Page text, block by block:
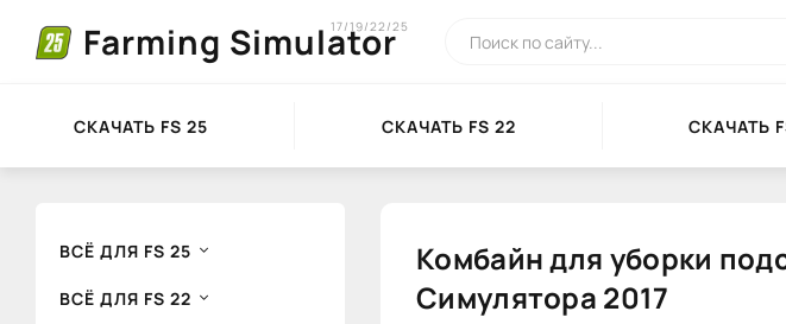
Farming Simulator
17/19/22/25
СКАЧАТЬ FS 25 СКАЧАТЬ FS 22 СКАЧАТЬ
ВСЁ ДЛЯ FS 25
ВСЁ ДЛЯ FS 22
Комбайн для уборки
Симулятора 2017